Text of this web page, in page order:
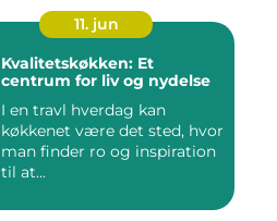
11. jun
Kvalitetskøkken: Et
centrum for liv og nydelse
I en travl hverdag kan
køkkenet være det sted, hvor
man finder ro og inspiration
til at...